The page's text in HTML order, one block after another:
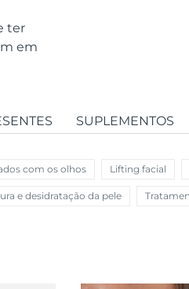
ter
em
SUPLEMENTOS
com os olhos Lifting facial
e desidratação da pele